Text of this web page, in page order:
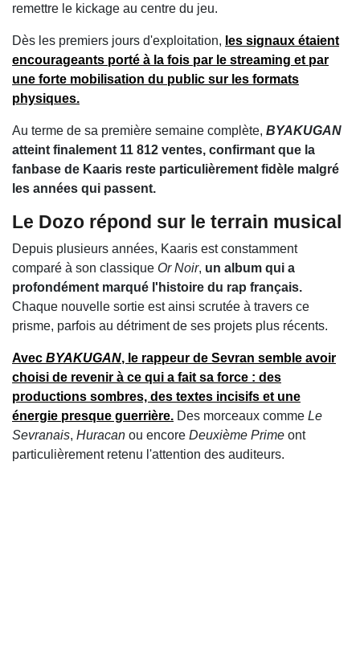
remettre le kickage au centre du jeu.
Dès les premiers jours d'exploitation, les signaux étaient
encourageants porté à la fois par le streaming et par
une forte mobilisation du public sur les formats
physiques.
Au terme de sa première semaine complète, BYAKUGAN
atteint finalement 11 812 ventes, confirmant que la
fanbase de Kaaris reste particulièrement fidèle malgré
les années qui passent.
Le Dozo répond sur le terrain musical
Depuis plusieurs années, Kaaris est constamment
comparé à son classique Or Noir, un album qui a
profondément marqué l'histoire du rap français.
Chaque nouvelle sortie est ainsi scrutée à travers ce
prisme, parfois au détriment de ses projets plus récents.
Avec BYAKUGAN, le rappeur de Sevran semble avoir
choisi de revenir à ce qui a fait sa force : des
productions sombres, des textes incisifs et une
énergie presque guerrière. Des morceaux comme Le
Sevranais, Huracan ou encore Deuxième Prime ont
particulièrement retenu l'attention des auditeurs.